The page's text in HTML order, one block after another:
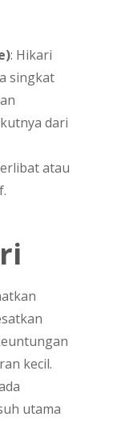
: Hikari
singkat
dari
atau
kecil.
utama